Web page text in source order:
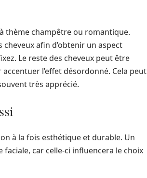
thème champêtre ou romantique.
afin d’obtenir un aspect
Le reste des cheveux peut être
l’effet désordonné. Cela peut
très apprécié.
à la fois esthétique et durable. Un
car celle-ci influencera le choix